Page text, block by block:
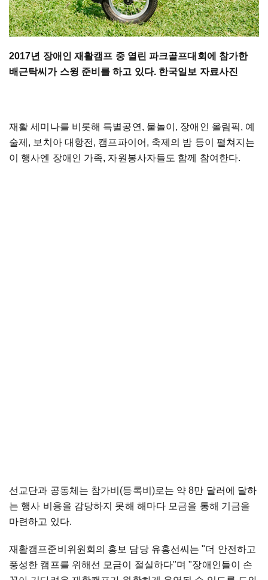
2017년 장애인 재활캠프 중 열린 파크골프대회에 참가한
배근탁씨가 스윙 준비를 하고 있다. 한국일보 자료사진
재활 세미나를 비롯해 특별공연, 물놀이, 장애인 올림픽, 예
술제, 보치아 대항전, 캠프파이어, 축제의 밤 등이 펼쳐지는
이 행사엔 장애인 가족, 자원봉사자들도 함께 참여한다.
선교단과 공동체는 참가비(등록비)로는 약 8만 달러에 달하
는 행사 비용을 감당하지 못해 해마다 모금을 통해 기금을
마련하고 있다.
재활캠프준비위원회의 홍보 담당 유홍선씨는 "더 안전하고
풍성한 캠프를 위해선 모금이 절실하다"며 "장애인들이 손